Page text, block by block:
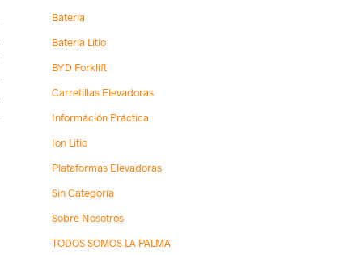
Batería
Batería Litio
BYD Forklift
Carretillas Elevadoras
Információn Práctica
Ion Litio
Plataformas Elevadoras
Sin Categoría
Sobre Nosotros
TODOS SOMOS LA PALMA